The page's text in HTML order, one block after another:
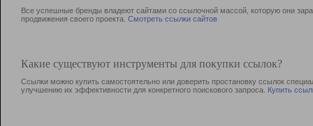
Все успешные бренды владеют сайтами со ссылочной массой, которую они
продвижения своего проекта. Смотреть ссылки сайтов
Какие существуют инструменты для покупки ссылок?
Ссылки можно купить самостоятельно или доверить простановку ссылок
улучшению их эффективности для конкретного поискового запроса. Купить